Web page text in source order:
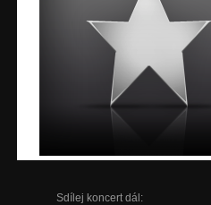
Sdílej koncert dál: